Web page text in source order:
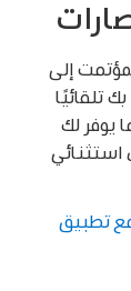
إلى
تلقائيًا
يوفر لك
استثنائي
تطبيق